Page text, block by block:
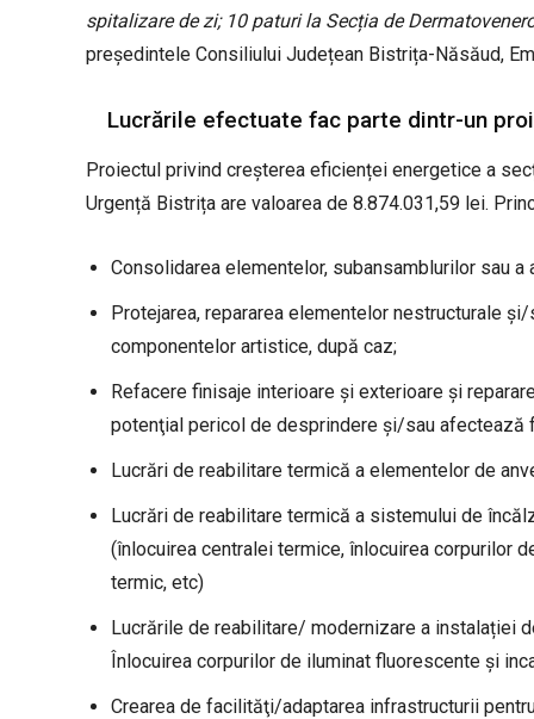
spitalizare de zi; 10 paturi la Secția de
președintele Consiliului Județean Bistrița-Năsăud,
Lucrările efectuate fac parte dintr-un
Proiectul privind creșterea eficienței energetice a
Urgență Bistrița are valoarea de 8.874.031,59 lei.
Consolidarea elementelor, subansamblurilor sau a
Protejarea, repararea elementelor nestructurale
componentelor artistice, după caz;
Refacere finisaje interioare și exterioare și
potenţial pericol de desprindere şi/sau afectează
Lucrări de reabilitare termică a elementelor de
Lucrări de reabilitare termică a sistemului de
(înlocuirea centralei termice, înlocuirea corpurilor
termic, etc)
Lucrările de reabilitare/ modernizare a instalației
Înlocuirea corpurilor de iluminat fluorescente și
Crearea de facilităţi/adaptarea infrastructurii